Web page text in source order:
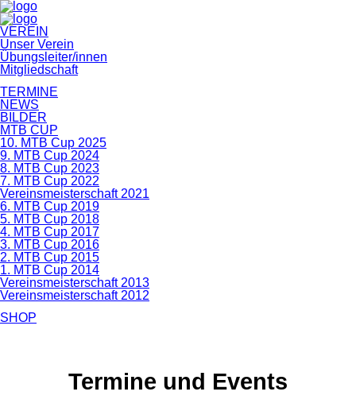
Navigation
überspringen
VEREIN
Unser Verein
Übungsleiter/innen
Mitgliedschaft
TERMINE
NEWS
BILDER
MTB CUP
10. MTB Cup 2025
9. MTB Cup 2024
8. MTB Cup 2023
7. MTB Cup 2022
Vereinsmeisterschaft 2021
6. MTB Cup 2019
5. MTB Cup 2018
4. MTB Cup 2017
3. MTB Cup 2016
2. MTB Cup 2015
1. MTB Cup 2014
Vereinsmeisterschaft 2013
Vereinsmeisterschaft 2012
SHOP
Termine und Events